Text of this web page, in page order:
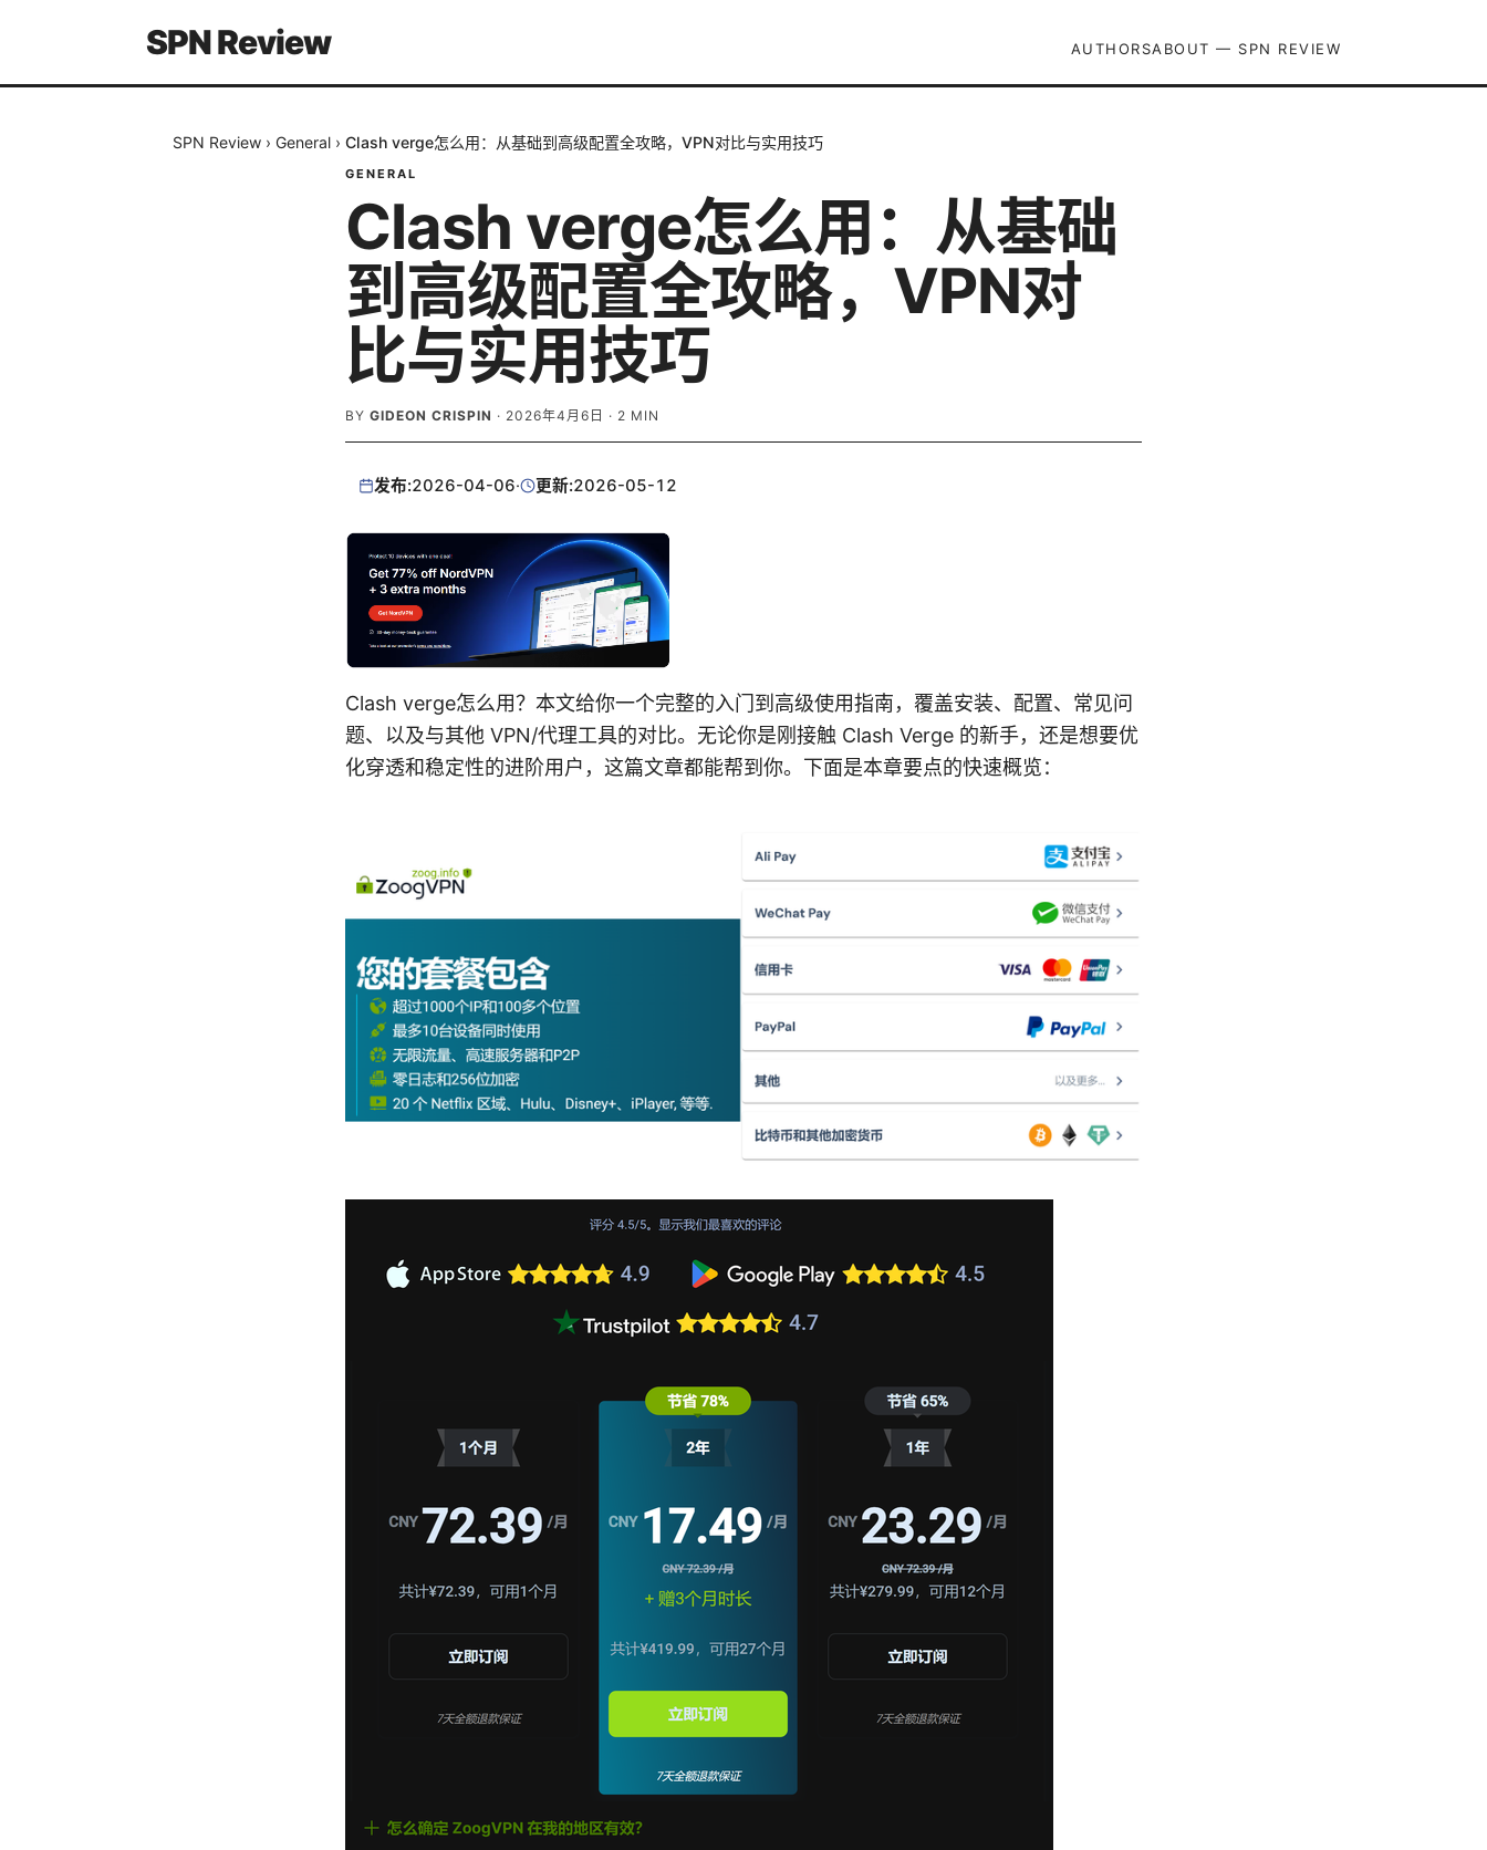
SPN Review AUTHORSABOUT — SPN REVIEW
SPN Review › General › Clash verge怎么用：从基础到高级配置全攻略，VPN对比与实用技巧
GENERAL
Clash verge怎么用：从基础
到高级配置全攻略，VPN对
比与实用技巧
BY GIDEON CRISPIN · 2026年4月6日 · 2 MIN
发布:2026-04-06· 更新:2026-05-12
Clash verge怎么用？本文给你一个完整的入门到高级使用指南，覆盖安装、配置、常见问
题、以及与其他 VPN/代理工具的对比。无论你是刚接触 Clash Verge 的新手，还是想要优
化穿透和稳定性的进阶用户，这篇文章都能帮到你。下面是本章要点的快速概览：